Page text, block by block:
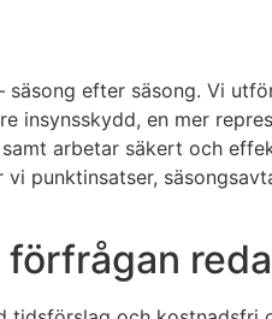
efter säsong. Vi
en mer
arbetar säkert och